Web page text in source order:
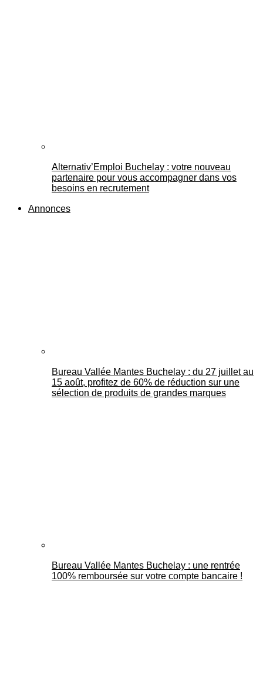
Alternativ’Emploi Buchelay : votre nouveau
partenaire pour vous accompagner dans vos
besoins en recrutement
Annonces
Bureau Vallée Mantes Buchelay : du 27 juillet au
15 août, profitez de 60% de réduction sur une
sélection de produits de grandes marques
Bureau Vallée Mantes Buchelay : une rentrée
100% remboursée sur votre compte bancaire !